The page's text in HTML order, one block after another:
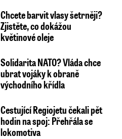
Chcete barvit vlasy šetrněji?
Zjistěte, co dokážou
květinové oleje
Solidarita NATO? Vláda chce
ubrat vojáky k obraně
východního křídla
Cestující Regiojetu čekali pět
hodin na spoj: Přehřála se
lokomotiva